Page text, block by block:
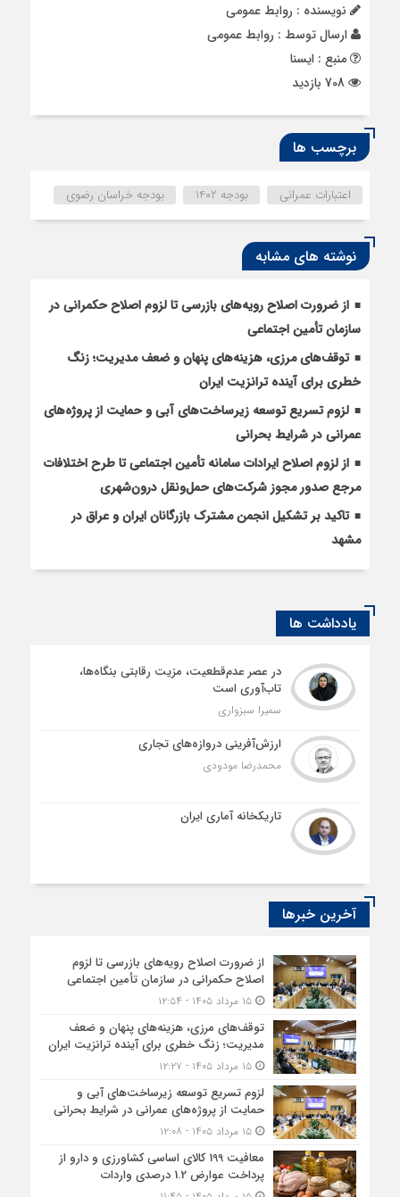
نویسنده : روابط عمومی
ارسال توسط : روابط عمومی
منبع : ایسنا
برچسب ها
اعتبارات عمرانی بودجه 1402 بودجه خراسان رضوی
نوشته های مشابه
از ضرورت اصلاح رویه‌های بازرسی تا لزوم اصلاح حکمرانی در
سازمان تأمین اجتماعی
توقف‌های مرزی، هزینه‌های پنهان و ضعف مدیریت؛ زنگ
خطری برای آینده ترانزیت ایران
لزوم تسریع توسعه زیرساخت‌های آبی و حمایت از پروژه‌های
عمرانی در شرایط بحرانی
از لزوم اصلاح ایرادات سامانه تأمین اجتماعی تا طرح اختلافات
مرجع صدور مجوز شرکت‌های حمل‌ونقل درون‌شهری
تاکید بر تشکیل انجمن مشترک بازرگانان ایران و عراق در
مشهد
یادداشت ها
در عصر عدم‌قطعیت، مزیت رقابتی بنگاه‌ها،
تاب‌آوری است
سمیرا سبزواری
ارزش‌آفرینی دروازه‌های تجاری
محمدرضا مودودی
تاریکخانه آماری ایران
آخرین خبرها
از ضرورت اصلاح رویه‌های بازرسی تا لزوم
اصلاح حکمرانی در سازمان تأمین اجتماعی
۱۵ مرداد ۱۴۰۵ - ۱۲:۵۴
توقف‌های مرزی، هزینه‌های پنهان و ضعف
مدیریت؛ زنگ خطری برای آینده ترانزیت ایران
۱۵ مرداد ۱۴۰۵ - ۱۲:۲۷
لزوم تسریع توسعه زیرساخت‌های آبی و
حمایت از پروژه‌های عمرانی در شرایط بحرانی
۱۵ مرداد ۱۴۰۵ - ۱۲:۰۸
معافیت 199 کالای اساسی کشاورزی و دارو از
پرداخت عوارض 1.2 درصدی واردات